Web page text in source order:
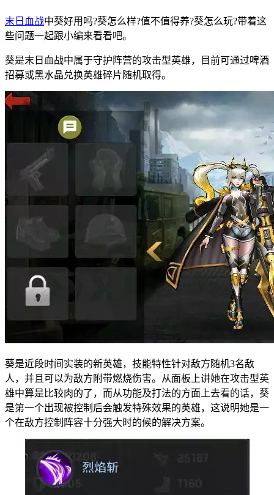
末日血战中葵好用吗?葵怎么样?值不值得养?葵怎么玩?带着这
些问题一起跟小编来看看吧。
葵是末日血战中属于守护阵营的攻击型英雄，目前可通过啤酒
招募或黑水晶兑换英雄碎片随机取得。
葵是近段时间实装的新英雄，技能特性针对敌方随机3名敌
人，并且可以为敌方附带燃烧伤害。从面板上讲她在攻击型英
雄中算是比较肉的了，而从功能及打法的方面上去看的话，葵
是第一个出现被控制后会触发特殊效果的英雄，这说明她是一
个在敌方控制阵容十分强大时的候的解决方案。